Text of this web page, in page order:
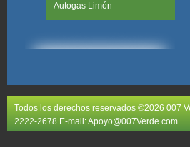
Autogas Limón
Todos los derechos reservados ©2026 007
2222-2678 E-mail:Apoyo@007Verde.com